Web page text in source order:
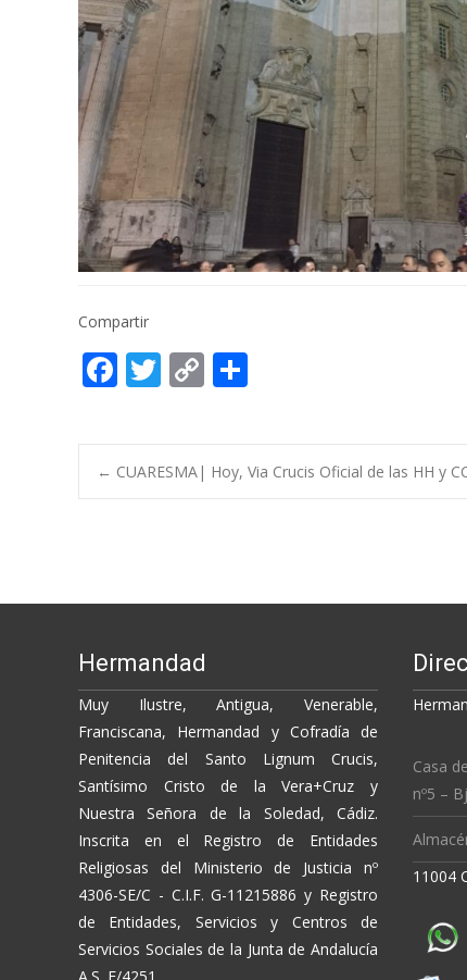
Compartir
F
ac
e
b
o
T
w
itt
er
C
o
p
y
Li
m
p
ar
Post
← CUARESMA| Hoy, Via Crucis Oficial de las HH y
Hermandad
Muy Ilustre, Antigua, Venerable,
Franciscana, Hermandad y Cofradía de
Penitencia del Santo Lignum Crucis,
Santísimo Cristo de la Vera+Cruz y
Nuestra Señora de la Soledad, Cádiz.
Inscrita en el Registro de Entidades
Religiosas del Ministerio de Justicia nº
4306-SE/C - C.I.F. G-11215886 y Registro
de Entidades, Servicios y Centros de
Servicios Sociales de la Junta de Andalucía
A.S. E/4251
Casa
nº5 –
11004